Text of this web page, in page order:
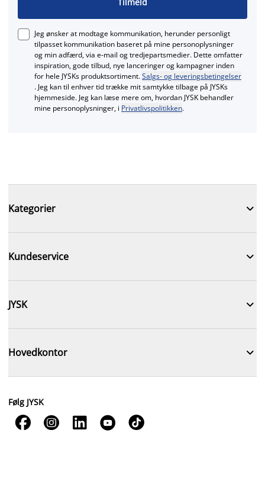
Jeg ønsker at modtage kommunikation, herunder personligt
tilpasset kommunikation baseret på mine personoplysninger
og min adfærd, via e‑mail og tredjepartsmedier. Dette omfatter
inspiration, gode tilbud, nye lanceringer og kampagner inden
for hele JYSKs produktsortiment.Salgs- og leveringsbetingelser
. Jeg kan til enhver tid trække mit samtykke tilbage på JYSKs
hjemmeside. Jeg kan læse mere om, hvordan JYSK behandler
mine personoplysninger, i Privatlivspolitikken.
Kategorier 
Kundeservice 
JYSK 
Hovedkontor 
Følg JYSK
    